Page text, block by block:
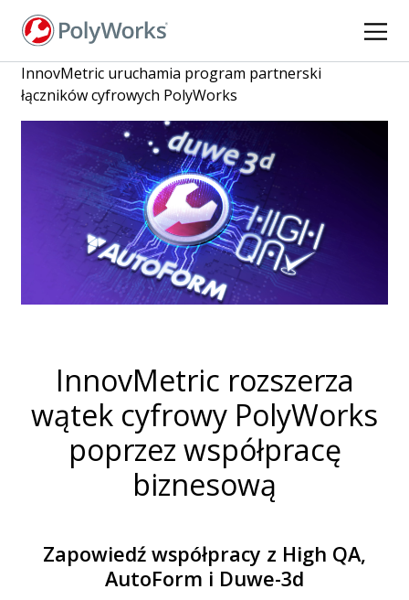
Przejdź
InnovMetric uruchamia program partnerski
łączników cyfrowych PolyWorks
InnovMetric rozszerza
wątek cyfrowy PolyWorks
poprzez współpracę
biznesową
Zapowiedź współpracy z High QA,
AutoForm i Duwe-3d